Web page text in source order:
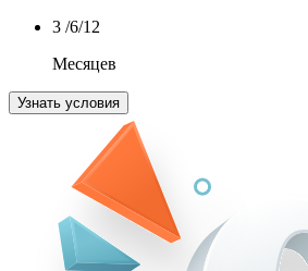
3 /6/12
Месяцев
Узнать условия